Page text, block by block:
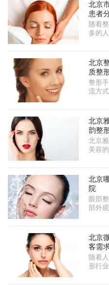
北京
患者
随着
多的
北京
质整
整形
流方
北京
韵整
北京
美容
北京
院
眼部
部外
北京
客需
随着
形行